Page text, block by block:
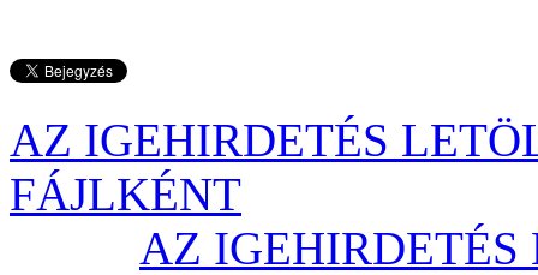
AZ IGEHIRDETÉS
FÁJLKÉNT
AZ